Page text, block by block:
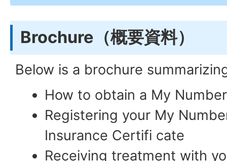
Brochure（概要資料）
Below is a brochure
How to obtain a My
Registering your My
Insurance Certifi cate
Receiving treatment with